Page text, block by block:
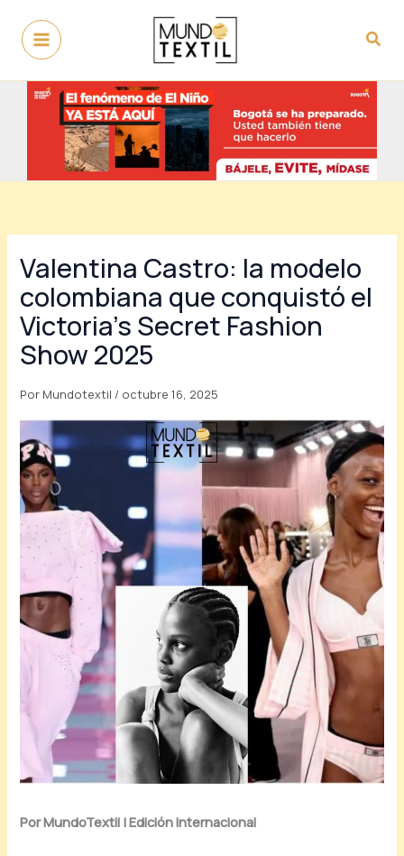
contenido
Valentina Castro: la modelo
colombiana que conquistó el
Victoria’s Secret Fashion
Show 2025
Por Mundotextil / octubre 16, 2025
Por MundoTextil | Edición Internacional